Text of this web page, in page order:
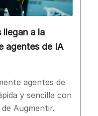
a la
agentes de IA
agentes de
y sencilla con
Augmentir.